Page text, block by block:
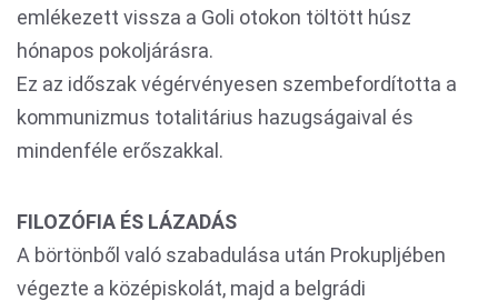
emlékezett vissza a Goli otokon töltött húsz
hónapos pokoljárásra.
Ez az időszak végérvényesen szembefordította a
kommunizmus totalitárius hazugságaival és
mindenféle erőszakkal.
FILOZÓFIA ÉS LÁZADÁS
A börtönből való szabadulása után Prokupljében
végezte a középiskolát, majd a belgrádi